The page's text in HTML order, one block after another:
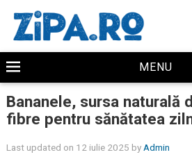
MENU
Bananele, sursa naturală
fibre pentru sănătatea
Last updated on 12 iulie 2025 by Admin